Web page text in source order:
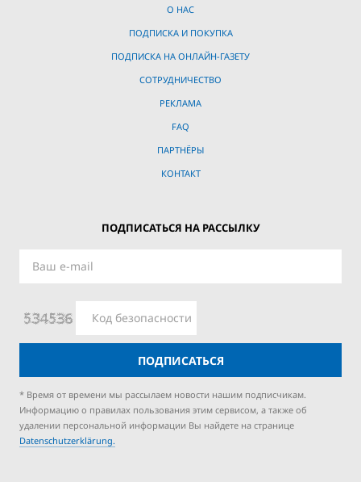
О НАС
ПОДПИСКА И ПОКУПКА
ПОДПИСКА НА ОНЛАЙН-ГАЗЕТУ
СОТРУДНИЧЕСТВО
РЕКЛАМА
FAQ
ПАРТНЁРЫ
КОНТАКТ
ПОДПИСАТЬСЯ НА РАССЫЛКУ
ПОДПИСАТЬСЯ
* Время от времени мы рассылаем новости нашим подписчикам.
Информацию о правилах пользования этим сервисом, а также об
удалении персональной информации Вы найдете на странице
Datenschutzerklärung.